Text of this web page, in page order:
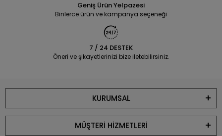
Geniş Ürün Yelpazesi
Binlerce ürün ve kampanya seçeneği
7 / 24 DESTEK
Öneri ve şikayetlerinizi bize iletebilirsiniz.
KURUMSAL
MÜŞTERİ HİZMETLERİ